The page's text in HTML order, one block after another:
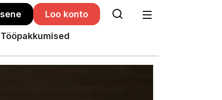
Loo konto
Tööpakkumised